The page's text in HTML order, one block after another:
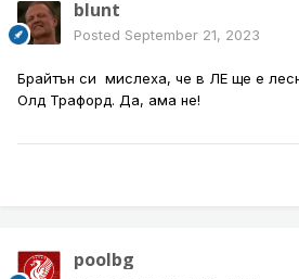
blunt
Posted September 21, 2023
Брайтън си мислеха, че в ЛЕ ще е
Олд Трафорд. Да, ама не!
poolbg